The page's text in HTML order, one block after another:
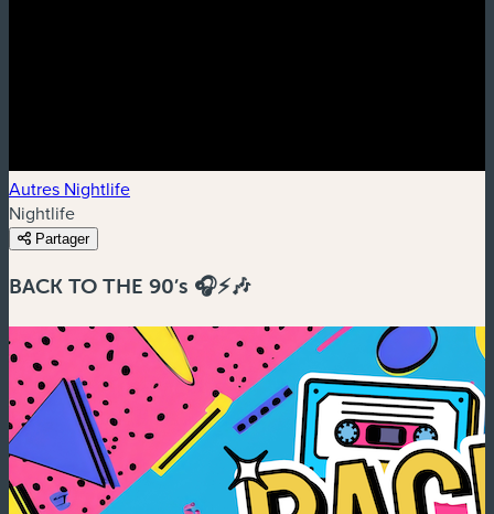
Autres Nightlife
Nightlife
Partager
BACK TO THE 90’s 🎧⚡️🎶